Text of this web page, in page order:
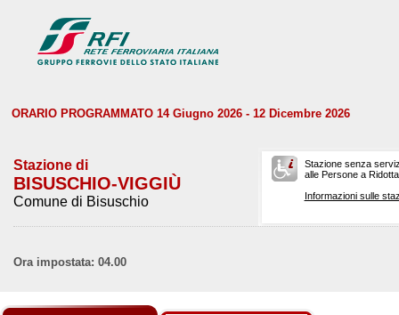
ORARIO PROGRAMMATO 14 Giugno 2026 - 12 Dicembre 2026
Stazione di
BISUSCHIO-VIGGIÙ
Comune di Bisuschio
Stazione senza
alle Persone a
Informazioni sulle
Ora impostata: 04.00